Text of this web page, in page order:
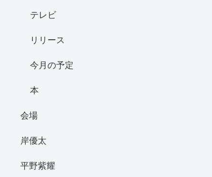
テレビ
リリース
今月の予定
本
会場
岸優太
平野紫耀